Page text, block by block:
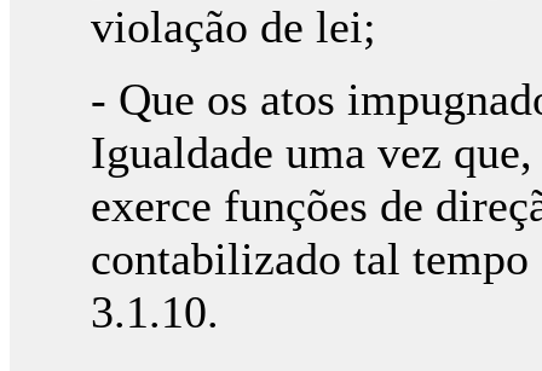
violação de lei;
- Que os atos
Igualdade uma vez
exerce funções de
contabilizado tal tempo
3.1.10.